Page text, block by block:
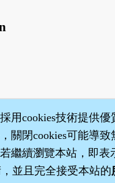
用cookies技術提供優
關閉cookies可能導致
繼續瀏覽本站，即表
並且完全接受本站的